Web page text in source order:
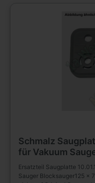
Schmalz
für Vakuum
Ersatzteil Saugplatte
Sauger Blocksauger125 x